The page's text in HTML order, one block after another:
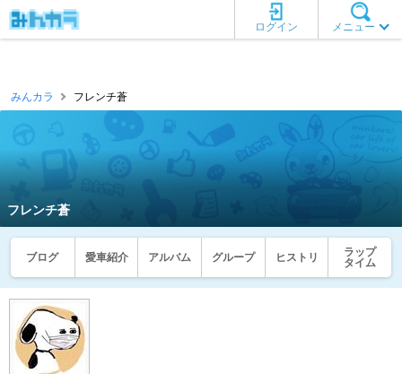
メニュー
ログイン
みんカラ フレンチ蒼
フレンチ蒼
ブログ 愛車紹介 アルバム グループ ヒストリ
ラップ
タイム